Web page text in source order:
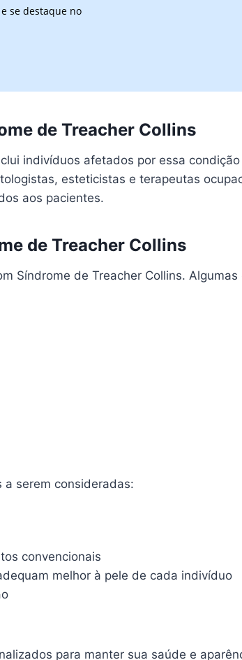
se destaque no
de Treacher Collins
indivíduos afetados por essa
esteticistas e terapeutas
aos pacientes.
de Treacher Collins
Síndrome de Treacher Collins. Algumas
serem consideradas:
convencionais
melhor à pele de cada indivíduo
para manter sua saúde e